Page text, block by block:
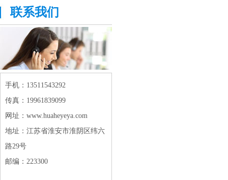
联系我们
手机：13511543292
传真：19961839099
网址：www.huaheyeya.com
地址：江苏省淮安市淮阴区纬六
路29号
邮编：223300